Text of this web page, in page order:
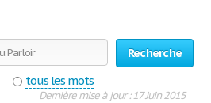
Recherche
tous les mots
Dernière mise à jour : 17 Juin 2015